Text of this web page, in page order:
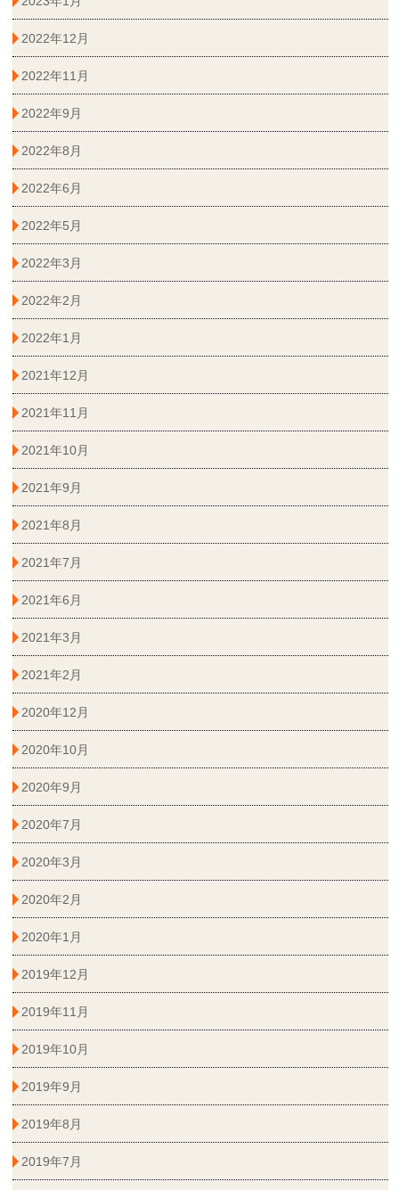
2022年12月
2022年11月
2022年9月
2022年8月
2022年6月
2022年5月
2022年3月
2022年2月
2022年1月
2021年12月
2021年11月
2021年10月
2021年9月
2021年8月
2021年7月
2021年6月
2021年3月
2021年2月
2020年12月
2020年10月
2020年9月
2020年7月
2020年3月
2020年2月
2020年1月
2019年12月
2019年11月
2019年10月
2019年9月
2019年8月
2019年7月